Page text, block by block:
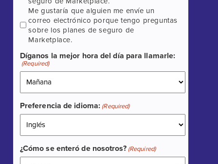
Me gustaría que alguien me envíe un
correo electrónico porque tengo preguntas
sobre los planes de seguro de
Marketplace.
Díganos la mejor hora del día para llamarle:
(Required)
Preferencia de idioma: (Required)
¿Cómo se enteró de nosotros? (Required)